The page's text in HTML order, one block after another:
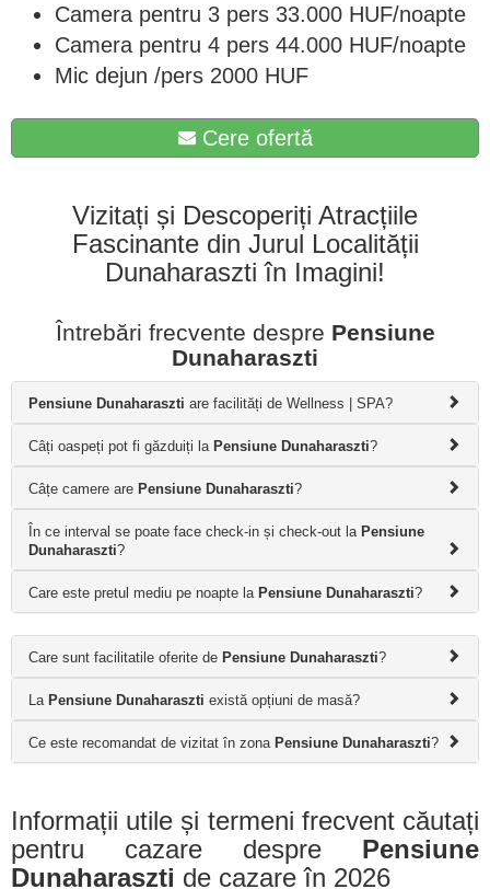
Camera pentru 3 pers 33.000 HUF/noapte
Camera pentru 4 pers 44.000 HUF/noapte
Mic dejun /pers 2000 HUF
Cere ofertă
Vizitați și Descoperiți Atracțiile
Fascinante din Jurul Localității
Dunaharaszti în Imagini!
Întrebări frecvente despre Pensiune
Dunaharaszti
Pensiune Dunaharaszti are facilități de Wellness | SPA?
Câți oaspeți pot fi găzduiți la Pensiune Dunaharaszti?
Câțe camere are Pensiune Dunaharaszti?
În ce interval se poate face check-in și check-out la Pensiune
Dunaharaszti?
Care este pretul mediu pe noapte la Pensiune Dunaharaszti?
Care sunt facilitatile oferite de Pensiune Dunaharaszti?
La Pensiune Dunaharaszti există opțiuni de masă?
Ce este recomandat de vizitat în zona Pensiune Dunaharaszti?
Informații utile și termeni frecvent căutați
pentru cazare despre Pensiune
Dunaharaszti de cazare în 2026